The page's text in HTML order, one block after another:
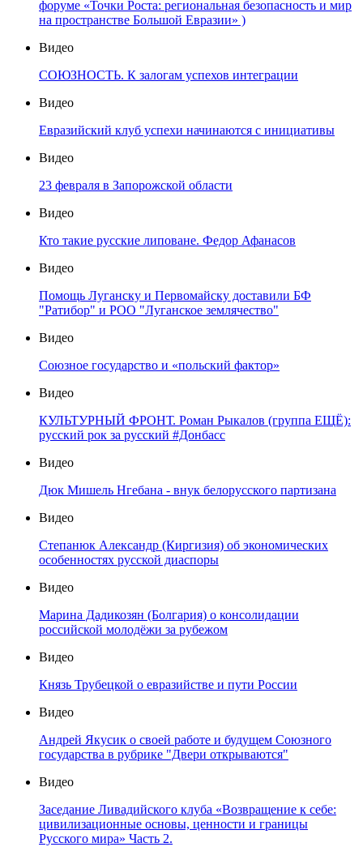
форуме «Точки Роста: региональная безопасность и мир
на пространстве Большой Евразии» )
Видео
СОЮЗНОСТЬ. К залогам успехов интеграции
Видео
Евразийский клуб успехи начинаются с инициативы
Видео
23 февраля в Запорожской области
Видео
Кто такие русские липоване. Федор Афанасов
Видео
Помощь Луганску и Первомайску доставили БФ
"Ратибор" и РОО "Луганское землячество"
Видео
Союзное государство и «польский фактор»
Видео
КУЛЬТУРНЫЙ ФРОНТ. Роман Рыкалов (группа ЕЩЁ):
русский рок за русский #Донбасс
Видео
Дюк Мишель Нгебана - внук белорусского партизана
Видео
Степанюк Александр (Киргизия) об экономических
особенностях русской диаспоры
Видео
Марина Дадикозян (Болгария) о консолидации
российской молодёжи за рубежом
Видео
Князь Трубецкой о евразийстве и пути России
Видео
Андрей Якусик о своей работе и будущем Союзного
государства в рубрике "Двери открываются"
Видео
Заседание Ливадийского клуба «Возвращение к себе:
цивилизационные основы, ценности и границы
Русского мира» Часть 2.